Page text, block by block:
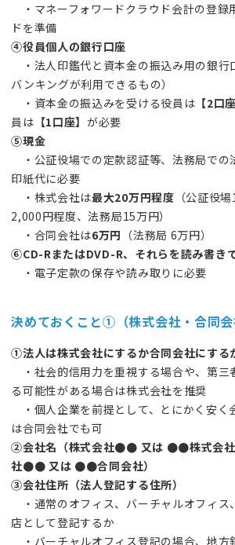
・マネーフォワードクラウド会計の登録
ドを準備
④役員個人の銀行口座
・法人印鑑代と資本金の振込み用の銀行
バンキングが利用できるもの）
・資本金の振込みを受ける役員は 【2口座
員は 【1口座】が必要
⑤現金
・公証役場での定款認証等、法務局での
印紙代に必要
・株式会社は最大20万円程度 （公証役
2,000円程度、法務局15万円）
・合同会社は6万円 （法務局 6万円）
⑥CD-RまたはDVD-R、それらを読み書き
・電子定款の保存や読み取りに必要
決めておくこと①（株式会社・合同会
①法人は株式会社にするか合同会社にする
・社会的信用力を重視する場合や、第三
る可能性がある場合は株式会社を推奨
・個人企業を前提として、とにかく安く
は合同会社でも可
②会社名（株式会社●● 又は ●●株式会社
社●● 又は ●●合同会社）
③会社住所（法人登記する住所）
・通常のオフィス、バーチャルオフィス
店として登記するか
・バーチャルオフィス登記の場合、地方